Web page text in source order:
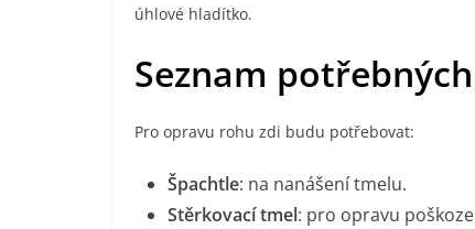
úhlové hladítko.
Seznam
Pro opravu rohu zdi budu potřebovat:
Špachtle: na nanášení tmelu.
Stěrkovací tmel: pro opravu